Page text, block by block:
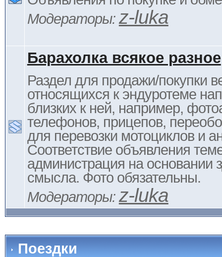
Модераторы: z-luka
Барахолка всякое разное
Раздел для продажи/покупки
относящихся к эндуротеме
близких к ней, например,
телефонов, прицепов,
для перевозки мотоциклов и
Соответствие объявления
администрация на основании
смысла. Фото обязательны.
Модераторы: z-luka
Поездки